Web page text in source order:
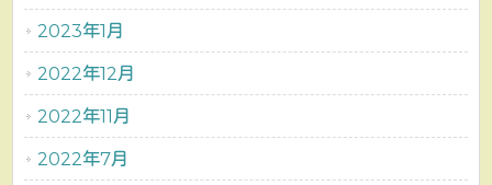
2023年1月
2022年12月
2022年11月
2022年7月